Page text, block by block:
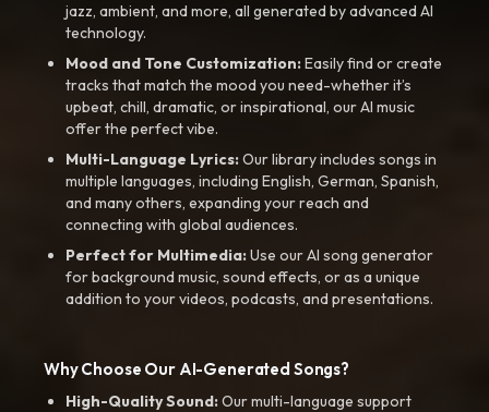
jazz, ambient, and more, all generated by advanced AI
technology.
Mood and Tone Customization:Easily find or create
tracks that match the mood you need-whether it’s
upbeat, chill, dramatic, or inspirational, our AI music
offer the perfect vibe.
Multi-Language Lyrics:Our library includes songs in
multiple languages, including English, German, Spanish,
and many others, expanding your reach and
connecting with global audiences.
Perfect for Multimedia:Use our AI song generator
for background music, sound effects, or as a unique
addition to your videos, podcasts, and presentations.
Why Choose Our AI-Generated Songs?
High-Quality Sound:Our multi-language support